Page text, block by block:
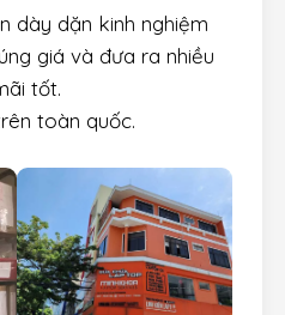
dày dặn kinh nghiệm
giá và đưa ra nhiều
tốt.
toàn quốc.